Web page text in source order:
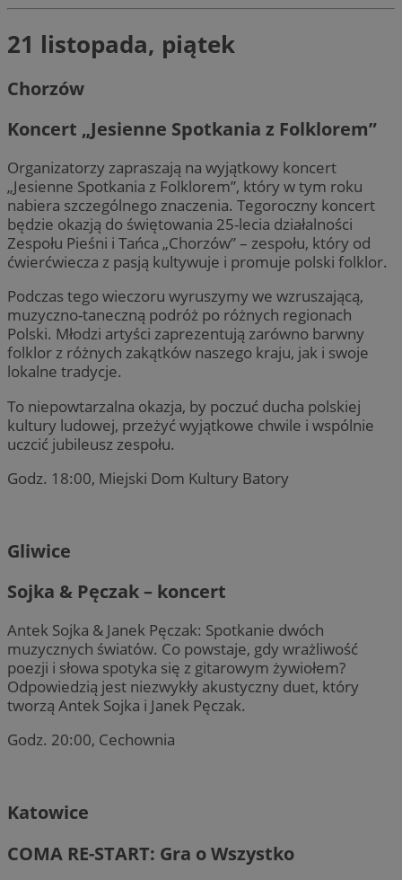
21 listopada, piątek
Chorzów
Koncert „Jesienne Spotkania z Folklorem”
Organizatorzy zapraszają na wyjątkowy koncert
„Jesienne Spotkania z Folklorem”, który w tym roku
nabiera szczególnego znaczenia. Tegoroczny koncert
będzie okazją do świętowania 25-lecia działalności
Zespołu Pieśni i Tańca „Chorzów” – zespołu, który od
ćwierćwiecza z pasją kultywuje i promuje polski folklor.
Podczas tego wieczoru wyruszymy we wzruszającą,
muzyczno-taneczną podróż po różnych regionach
Polski. Młodzi artyści zaprezentują zarówno barwny
folklor z różnych zakątków naszego kraju, jak i swoje
lokalne tradycje.
To niepowtarzalna okazja, by poczuć ducha polskiej
kultury ludowej, przeżyć wyjątkowe chwile i wspólnie
uczcić jubileusz zespołu.
Godz. 18:00, Miejski Dom Kultury Batory
Gliwice
Sojka & Pęczak – koncert
Antek Sojka & Janek Pęczak: Spotkanie dwóch
muzycznych światów. Co powstaje, gdy wrażliwość
poezji i słowa spotyka się z gitarowym żywiołem?
Odpowiedzią jest niezwykły akustyczny duet, który
tworzą Antek Sojka i Janek Pęczak.
Godz. 20:00, Cechownia
Katowice
COMA RE-START: Gra o Wszystko